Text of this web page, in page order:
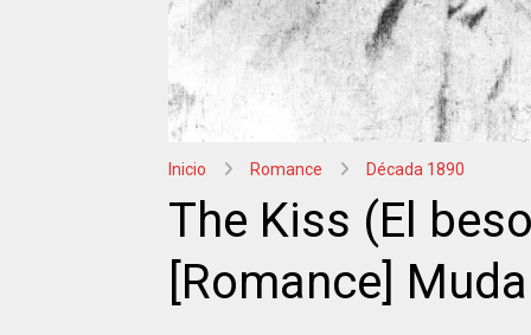
Inicio Romance Década 1890
The Kiss (El
[Romance] Muda